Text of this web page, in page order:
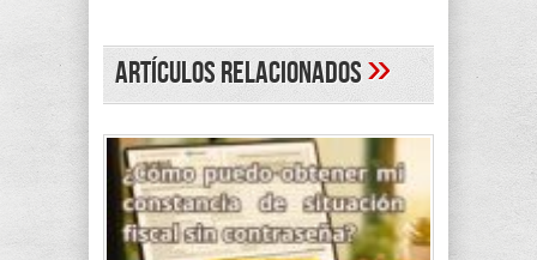
Artículos Relacionados»